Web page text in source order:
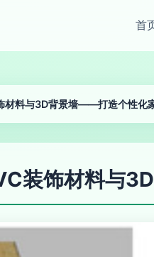
首
材料与3D背景墙——打造个性化
装饰材料与